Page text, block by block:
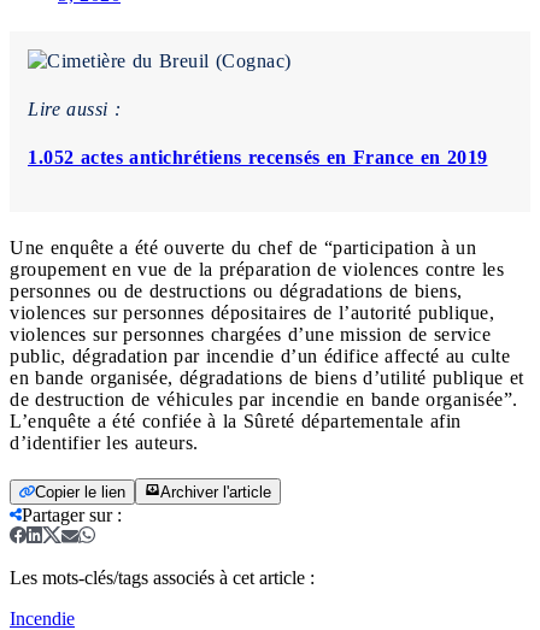
Lire aussi :
1.052 actes antichrétiens recensés en France en 2019
Une enquête a été ouverte du chef de “participation à un
groupement en vue de la préparation de violences contre les
personnes ou de destructions ou dégradations de biens,
violences sur personnes dépositaires de l’autorité publique,
violences sur personnes chargées d’une mission de service
public, dégradation par incendie d’un édifice affecté au culte
en bande organisée, dégradations de biens d’utilité publique et
de destruction de véhicules par incendie en bande organisée”.
L’enquête a été confiée à la Sûreté départementale afin
d’identifier les auteurs.
Copier le lien Archiver l'article
Partager sur:
Les mots-clés/tags associés à cet article :
Incendie